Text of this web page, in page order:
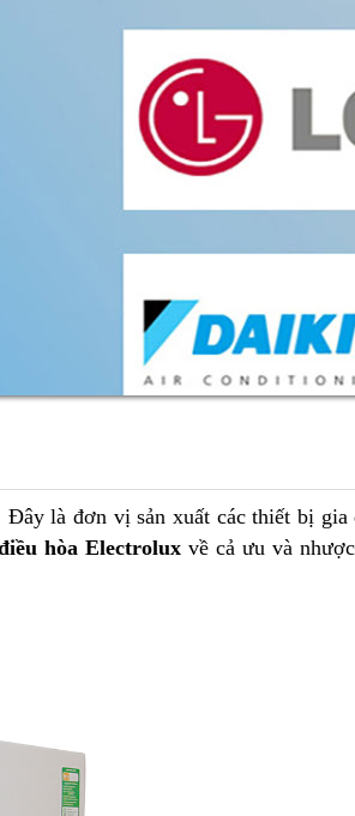
là đơn vị sản xuất các thiết bị gia
hòa Electrolux về cả ưu và